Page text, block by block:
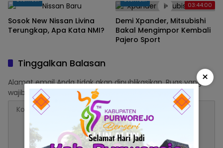
Sosok New Nissan Livina
Terungkap, Apa Kata NMI?
03:44:00
Demi Xpander, Mitsubishi
Bakal Mengimpor Kembali
Pajero Sport
Tinggalkan Balasan
Alamat email Anda tidak akan dipublikasikan. Ruas yang
wajib ditandai
×